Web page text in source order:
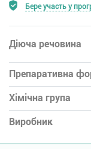
Бере участь у
Діюча речовина
Препаративна
Хімічна група
Виробник